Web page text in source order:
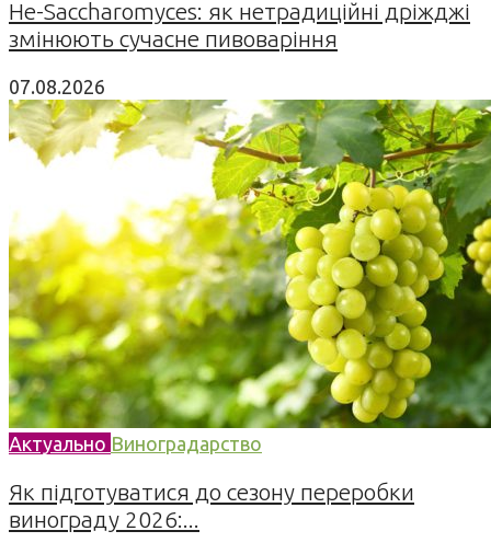
Не-Saccharomyces: як нетрадиційні дріжджі
змінюють сучасне пивоваріння
07.08.2026
Актуально Виноградарство
Як підготуватися до сезону переробки
винограду 2026:...